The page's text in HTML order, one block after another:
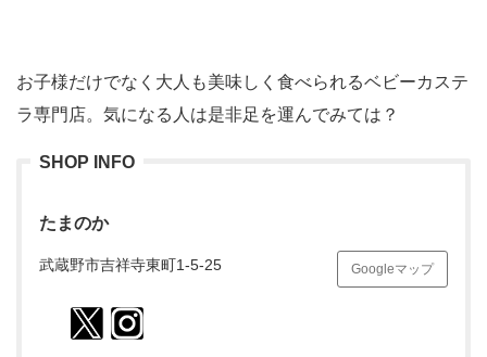
お子様だけでなく大人も美味しく食べられるベビーカステ
ラ専門店。気になる人は是非足を運んでみては？
SHOP INFO
たまのか
Googleマップ
武蔵野市吉祥寺東町1-5-25